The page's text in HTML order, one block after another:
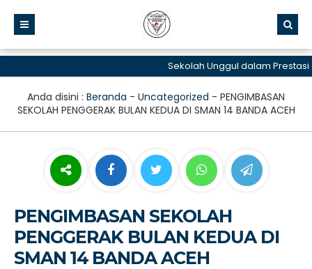
Sekolah Unggul dalam Prestasi
Anda disini : Beranda - Uncategorized - PENGIMBASAN
SEKOLAH PENGGERAK BULAN KEDUA DI SMAN 14 BANDA ACEH
PENGIMBASAN SEKOLAH
PENGGERAK BULAN KEDUA DI
SMAN 14 BANDA ACEH